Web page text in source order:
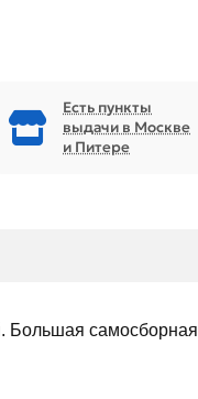
Есть пункты
выдачи в Москве
и Питере
Большая самосборная